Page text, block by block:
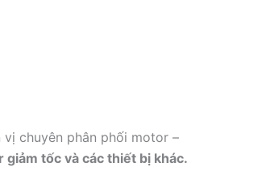
vị chuyên phân phối motor –
giảm tốc và các thiết bị khác.